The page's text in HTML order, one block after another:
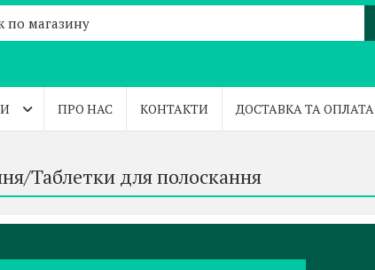
ПРО НАС КОНТАКТИ ДОСТАВКА ТА ОПЛАТА
Таблетки для полоскання